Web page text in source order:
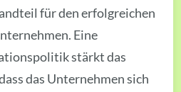
für den erfolgreichen
Eine
stärkt das
das Unternehmen sich